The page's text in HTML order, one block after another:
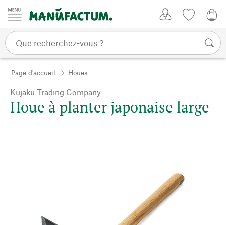
Passer au contenu
Page d'accueil Houes
Kujaku Trading Company
Houe à planter japonaise large